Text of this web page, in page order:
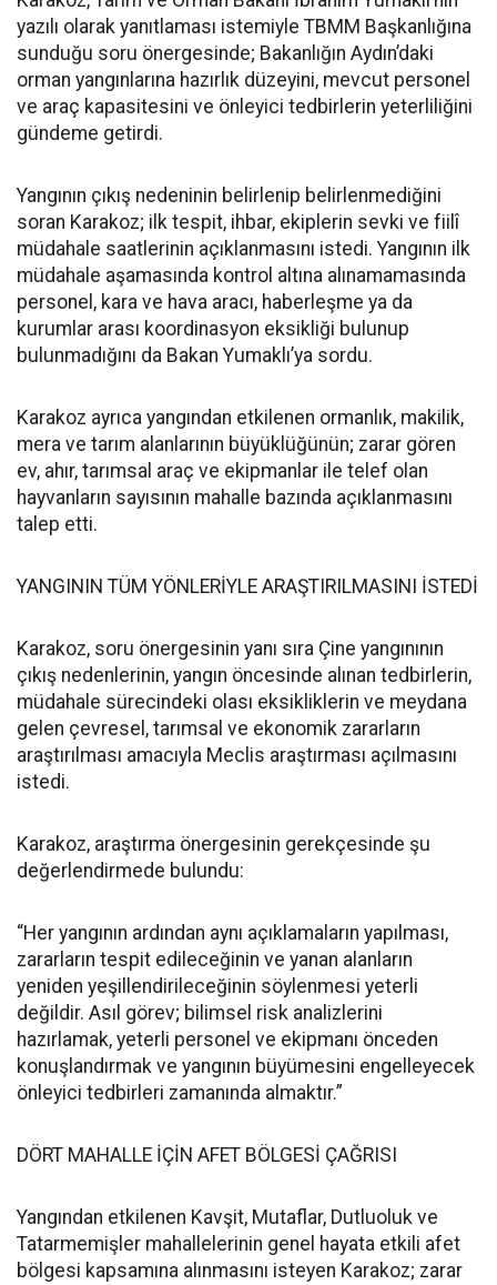
yazılı olarak yanıtlaması istemiyle TBMM Başkanlığına
sunduğu soru önergesinde; Bakanlığın Aydın’daki
orman yangınlarına hazırlık düzeyini, mevcut personel
ve araç kapasitesini ve önleyici tedbirlerin yeterliliğini
gündeme getirdi.
Yangının çıkış nedeninin belirlenip belirlenmediğini
soran Karakoz; ilk tespit, ihbar, ekiplerin sevki ve fiilî
müdahale saatlerinin açıklanmasını istedi. Yangının ilk
müdahale aşamasında kontrol altına alınamamasında
personel, kara ve hava aracı, haberleşme ya da
kurumlar arası koordinasyon eksikliği bulunup
bulunmadığını da Bakan Yumaklı’ya sordu.
Karakoz ayrıca yangından etkilenen ormanlık, makilik,
mera ve tarım alanlarının büyüklüğünün; zarar gören
ev, ahır, tarımsal araç ve ekipmanlar ile telef olan
hayvanların sayısının mahalle bazında açıklanmasını
talep etti.
YANGININ TÜM YÖNLERİYLE ARAŞTIRILMASINI İSTEDİ
Karakoz, soru önergesinin yanı sıra Çine yangınının
çıkış nedenlerinin, yangın öncesinde alınan tedbirlerin,
müdahale sürecindeki olası eksikliklerin ve meydana
gelen çevresel, tarımsal ve ekonomik zararların
araştırılması amacıyla Meclis araştırması açılmasını
istedi.
Karakoz, araştırma önergesinin gerekçesinde şu
değerlendirmede bulundu:
“Her yangının ardından aynı açıklamaların yapılması,
zararların tespit edileceğinin ve yanan alanların
yeniden yeşillendirileceğinin söylenmesi yeterli
değildir. Asıl görev; bilimsel risk analizlerini
hazırlamak, yeterli personel ve ekipmanı önceden
konuşlandırmak ve yangının büyümesini engelleyecek
önleyici tedbirleri zamanında almaktır.”
DÖRT MAHALLE İÇİN AFET BÖLGESİ ÇAĞRISI
Yangından etkilenen Kavşit, Mutaflar, Dutluoluk ve
Tatarmemişler mahallelerinin genel hayata etkili afet
bölgesi kapsamına alınmasını isteyen Karakoz; zarar